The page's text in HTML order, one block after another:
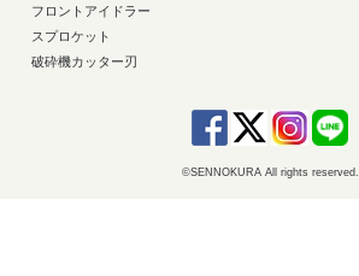
フロントアイドラー
スプロケット
破砕機カッター刃
©SENNOKURA All rights reserved.